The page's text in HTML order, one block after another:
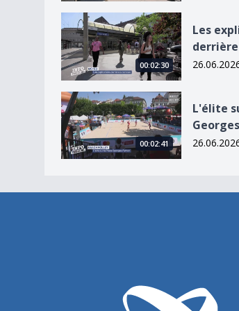
Les explications derrière la canicule
00:02:30
Les
L&#039;élite sur la place Georges
00:02:41
L'élite